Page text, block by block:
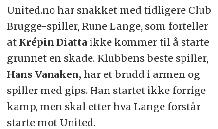
United.no har snakket med tidligere Club
Brugge-spiller, Rune Lange, som forteller
at Krépin Diattaikke kommer til å starte
grunnet en skade. Klubbens beste spiller,
Hans Vanaken, har et brudd i armen og
spiller med gips. Han startet ikke forrige
kamp, men skal etter hva Lange forstår
starte mot United.